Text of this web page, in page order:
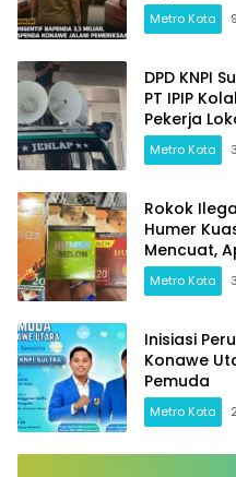
Metro Kota
DPD KNPI
PT IPIP
Pekerja
dan
Metro Kota
Rokok
Humer
Mencuat,
Bertidak
Metro Kota
Inisiasi
Konawe
Pemuda
Metro Kota